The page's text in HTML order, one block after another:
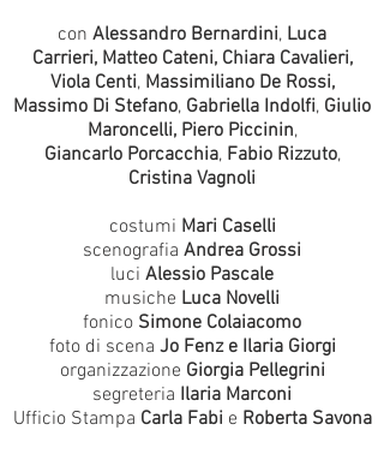
con Alessandro Bernardini, Luca
Carrieri, Matteo Cateni, Chiara Cavalieri,
Viola Centi, Massimiliano De Rossi,
Massimo Di Stefano, Gabriella Indolfi, Giulio
Maroncelli, Piero Piccinin,
Giancarlo Porcacchia, Fabio Rizzuto,
Cristina Vagnoli
costumi Mari Caselli
scenografia Andrea Grossi
luci Alessio Pascale
musiche Luca Novelli
fonico Simone Colaiacomo
foto di scena Jo Fenz e Ilaria Giorgi
organizzazione Giorgia Pellegrini
segreteria Ilaria Marconi
Ufficio Stampa Carla Fabi e Roberta Savona